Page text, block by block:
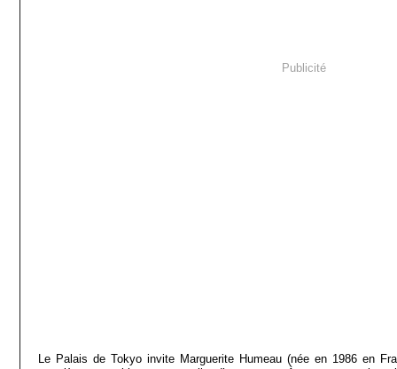
Publicité
Le Palais de Tokyo invite Marguerite Humeau (née en 1986 en